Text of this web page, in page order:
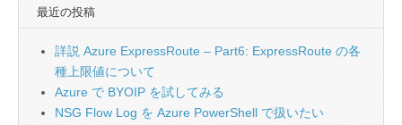
最近の投稿
詳説 Azure ExpressRoute – Part6: ExpressRoute の各
種上限値について
Azure で BYOIP を試してみる
NSG Flow Log を Azure PowerShell で扱いたい